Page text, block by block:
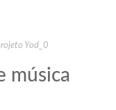
Yod_0
música